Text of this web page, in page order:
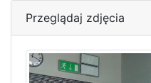
Przeglądaj zdjęcia